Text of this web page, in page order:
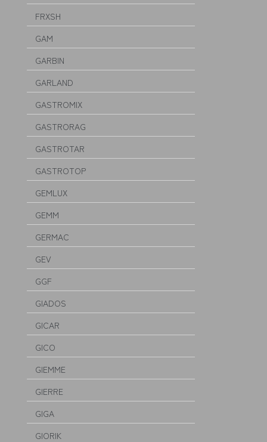
FRXSH
GAM
GARBIN
GARLAND
GASTROMIX
GASTRORAG
GASTROTAR
GASTROTOP
GEMLUX
GEMM
GERMAC
GEV
GGF
GIADOS
GICAR
GICO
GIEMME
GIERRE
GIGA
GIORIK